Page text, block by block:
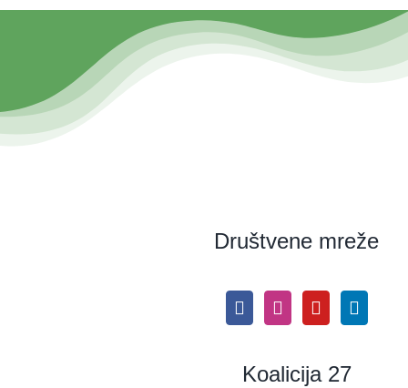
Društvene mreže
Koalicija 27